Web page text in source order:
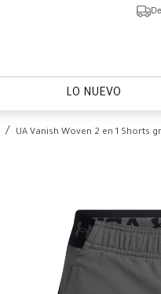
LO NUEVO
UA Vanish Woven 2 en 1 Shorts